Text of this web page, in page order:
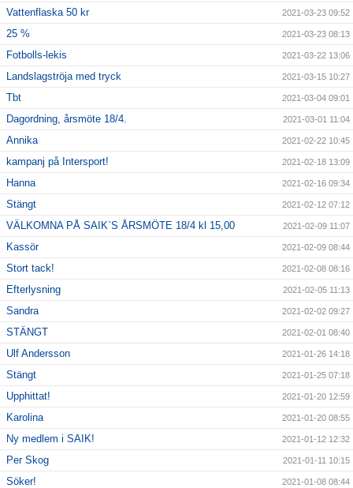
Vattenflaska 50 kr 2021-03-23 09:52
25 % 2021-03-23 08:13
Fotbolls-lekis 2021-03-22 13:06
Landslagströja med tryck 2021-03-15 10:27
Tbt 2021-03-04 09:01
Dagordning, årsmöte 18/4. 2021-03-01 11:04
Annika 2021-02-22 10:45
kampanj på Intersport! 2021-02-18 13:09
Hanna 2021-02-16 09:34
Stängt 2021-02-12 07:12
VÄLKOMNA PÅ SAIK`S ÅRSMÖTE 18/4 kl 15,00 2021-02-09 11:07
Kassör 2021-02-09 08:44
Stort tack! 2021-02-08 08:16
Efterlysning 2021-02-05 11:13
Sandra 2021-02-02 09:27
STÄNGT 2021-02-01 08:40
Ulf Andersson 2021-01-26 14:18
Stängt 2021-01-25 07:18
Upphittat! 2021-01-20 12:59
Karolina 2021-01-20 08:55
Ny medlem i SAIK! 2021-01-12 12:32
Per Skog 2021-01-11 10:15
Söker! 2021-01-08 08:44